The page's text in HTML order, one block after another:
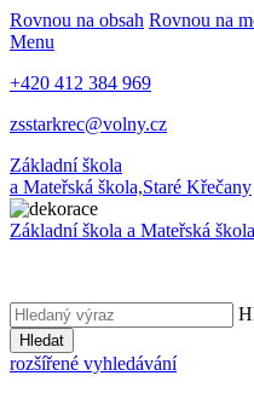
Rovnou na obsah Rovnou na
Menu
+420 412 384 969
zsstarkrec@volny.cz
Základní škola
a Mateřská škola,Staré Křečany
Základní škola a Mateřská
Hledat
rozšířené vyhledávání